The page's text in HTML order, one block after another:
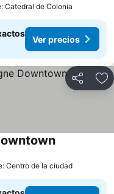
Catedral de Colonia
Ver precios
Compartir
Ver precios
Centro de la ciudad